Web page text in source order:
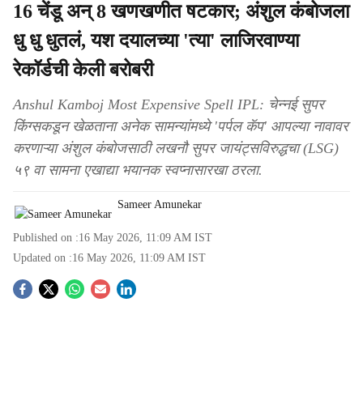
16 चेंडू अन् 8 खणखणीत षटकार; अंशुल कंबोजला
धु धु धुतलं, यश दयालच्या 'त्या' लाजिरवाण्या
रेकॉर्डची केली बरोबरी
Anshul Kamboj Most Expensive Spell IPL: चेन्नई सुपर
किंग्सकडून खेळताना अनेक सामन्यांमध्ये 'पर्पल कॅप' आपल्या नावावर
करणाऱ्या अंशुल कंबोजसाठी लखनौ सुपर जायंट्सविरुद्धचा (LSG)
५९ वा सामना एखाद्या भयानक स्वप्नासारखा ठरला.
Sameer Amunekar
Published on :16 May 2026, 11:09 AM IST
Updated on :16 May 2026, 11:09 AM IST
S